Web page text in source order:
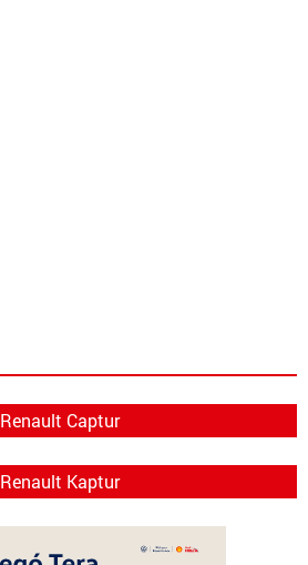
Renault Captur
Renault Kaptur